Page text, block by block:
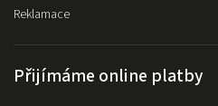
Reklamace
Přijímáme online platby